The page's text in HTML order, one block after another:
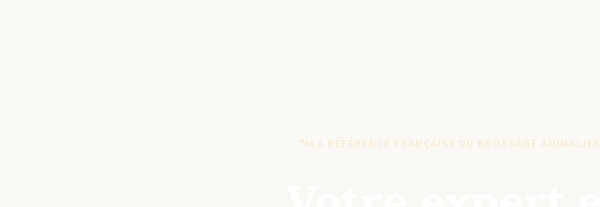
🐾LA RÉFÉRENCE FRANÇAISE DU BROSSAGE ANIMALIER